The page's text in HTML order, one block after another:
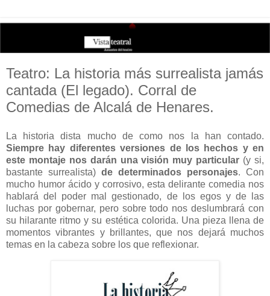
Teatro: La historia más surrealista jamás
cantada (El legado). Corral de
Comedias de Alcalá de Henares.
La historia dista mucho de como nos la han contado.
Siempre hay diferentes versiones de los hechos y en
este montaje nos darán una visión muy particular (y si,
bastante surrealista) de determinados personajes. Con
mucho humor ácido y corrosivo, esta delirante comedia nos
hablará del poder mal gestionado, de los egos y de las
luchas por gobernar, pero sobre todo nos deslumbrará con
su hilarante ritmo y su estética colorida. Una pieza llena de
momentos vibrantes y brillantes, que nos dejará muchos
temas en la cabeza sobre los que reflexionar.